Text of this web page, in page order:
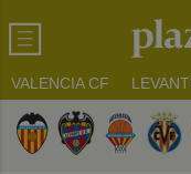
VALENCIA CF